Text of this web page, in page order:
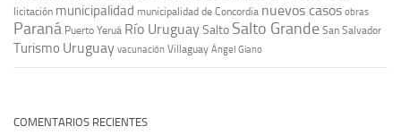
licitación municipalidad municipalidad de Concordia nuevos casos obras
Paraná Puerto Yeruá Río UruguaySalto Salto Grande San Salvador
Turismo Uruguay vacunación Villaguay Ángel Giano
COMENTARIOS RECIENTES